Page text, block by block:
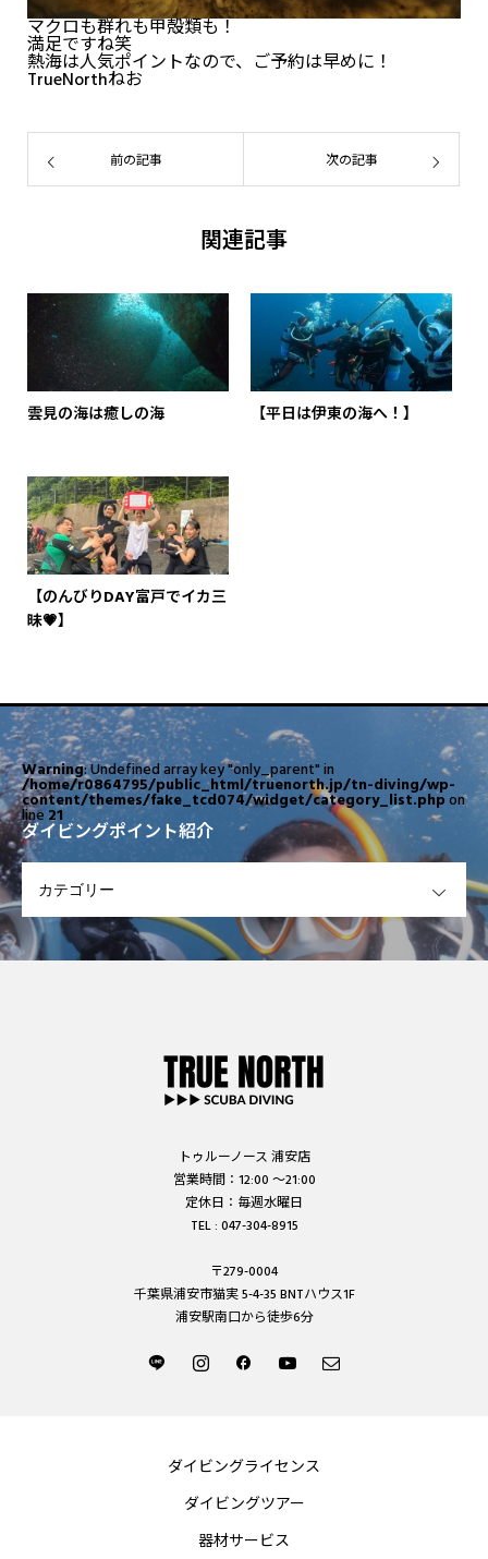
マクロも群れも甲殻類も！
満足ですね笑
熱海は人気ポイントなので、ご予約は早めに！
TrueNorthねお
前の記事 次の記事
関連記事
雲見の海は癒しの海 【平日は伊東の海へ！】
【のんびりDAY富戸でイカ三
昧💗】
Warning: Undefined array key "only_parent" in
/home/r0864795/public_html/truenorth.jp/tn-diving/wp-
content/themes/fake_tcd074/widget/category_list.php on
line 21
ダイビングポイント紹介
OPEN
トゥルーノース 浦安店
営業時間：12:00 ～21:00
定休日：毎週水曜日
TEL : 047-304-8915
〒279-0004
千葉県浦安市猫実 5-4-35 BNTハウス1F
浦安駅南口から徒歩6分
ダイビングライセンス
ダイビングツアー
器材サービス